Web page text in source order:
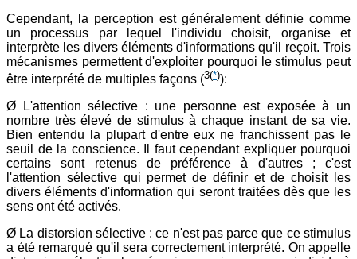
Cependant, la perception est généralement définie comme
un processus par lequel l'individu choisit, organise et
interprète les divers éléments d'informations qu'il reçoit. Trois
mécanismes permettent d'exploiter pourquoi le stimulus peut
être interprété de multiples façons (3(*)):
Ø L'attention sélective : une personne est exposée à un
nombre très élevé de stimulus à chaque instant de sa vie.
Bien entendu la plupart d'entre eux ne franchissent pas le
seuil de la conscience. Il faut cependant expliquer pourquoi
certains sont retenus de préférence à d'autres ; c'est
l'attention sélective qui permet de définir et de choisit les
divers éléments d'information qui seront traitées dès que les
sens ont été activés.
Ø La distorsion sélective : ce n'est pas parce que ce stimulus
a été remarqué qu'il sera correctement interprété. On appelle